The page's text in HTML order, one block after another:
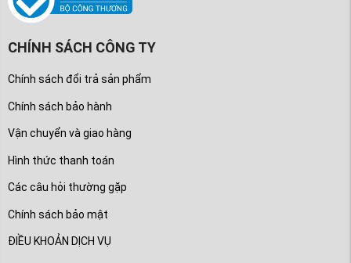
CHÍNH SÁCH CÔNG TY
Chính sách đổi trả sản phẩm
Chính sách bảo hành
Vận chuyển và giao hàng
Hình thức thanh toán
Các câu hỏi thường gặp
Chính sách bảo mật
ĐIỀU KHOẢN DỊCH VỤ